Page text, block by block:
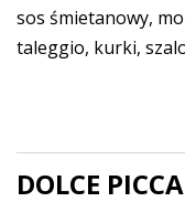
sos śmietanowy,
taleggio, kurki,
DOLCE